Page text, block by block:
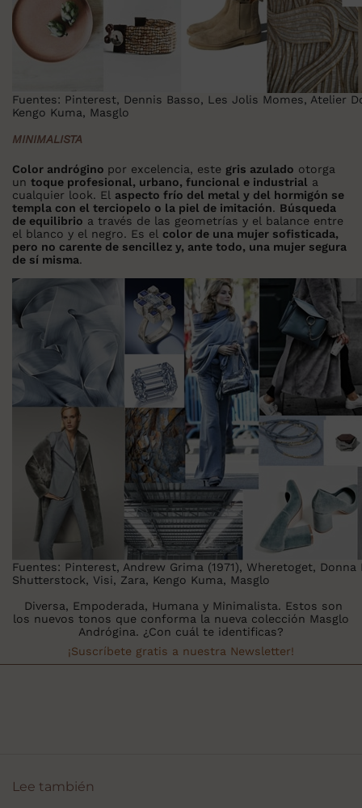
Fuentes: Pinterest, Dennis Basso, Les Jolis Momes, Atelier
Kengo Kuma, Masglo
MINIMALISTA
Color andrógino por excelencia, este gris azulado otorga
un toque profesional, urbano, funcional e industrial a
cualquier look. El aspecto frío del metal y del hormigón se
templa con el terciopelo o la piel de imitación. Búsqueda
de equilibrio a través de las geometrías y el balance entre
el blanco y el negro. Es el color de una mujer sofisticada,
pero no carente de sencillez y, ante todo, una mujer segura
de sí misma.
Fuentes: Pinterest, Andrew Grima (1971), Wheretoget,
Shutterstock, Visi, Zara, Kengo Kuma, Masglo
Diversa, Empoderada, Humanay Minimalista. Estos son
los nuevos tonos que conforma la nueva colección Masglo
Andrógina. ¿Con cuál te identificas?
¡Suscríbete gratis a nuestra Newsletter!
Lee también